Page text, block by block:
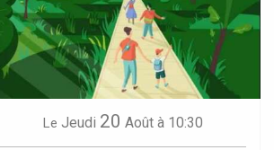
Le Jeudi 20 Août à 10:30